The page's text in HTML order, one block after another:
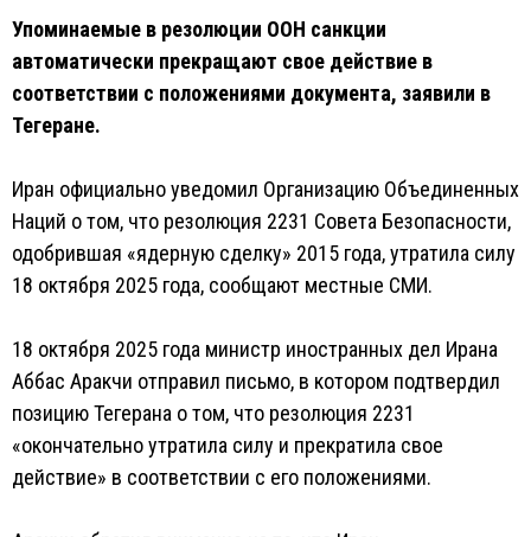
Упоминаемые в резолюции ООН санкции
автоматически прекращают свое действие в
соответствии с положениями документа, заявили в
Тегеране.
Иран официально уведомил Организацию Объединенных
Наций о том, что резолюция 2231 Совета Безопасности,
одобрившая «ядерную сделку» 2015 года, утратила силу
18 октября 2025 года, сообщают местные СМИ.
18 октября 2025 года министр иностранных дел Ирана
Аббас Аракчи отправил письмо, в котором подтвердил
позицию Тегерана о том, что резолюция 2231
«окончательно утратила силу и прекратила свое
действие» в соответствии с его положениями.